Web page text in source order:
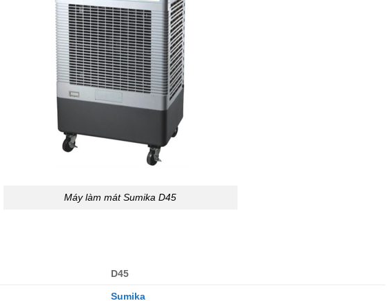
Máy làm mát Sumika D45
D45
Sumika